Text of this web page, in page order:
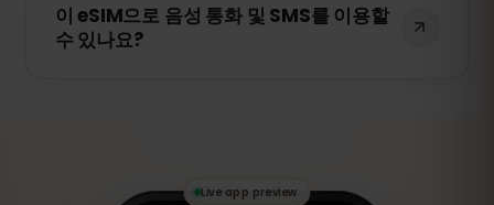
다. 스마트폰을 변경하는 경우 새로운 eSIM
을 구매해야 합니다.
이 eSIM으로 음성 통화 및 SMS를 이용할
수 있나요?